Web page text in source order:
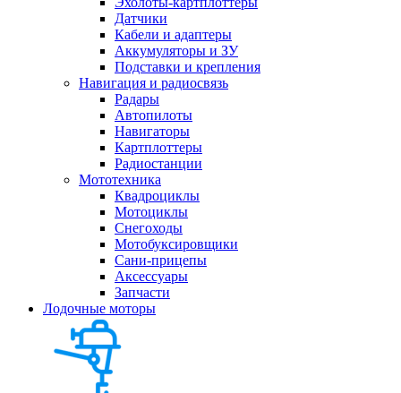
Датчики
Кабели и адаптеры
Аккумуляторы и ЗУ
Подставки и крепления
Навигация и радиосвязь
Радары
Автопилоты
Навигаторы
Картплоттеры
Радиостанции
Мототехника
Квадроциклы
Мотоциклы
Снегоходы
Мотобуксировщики
Сани-прицепы
Аксессуары
Запчасти
Лодочные моторы